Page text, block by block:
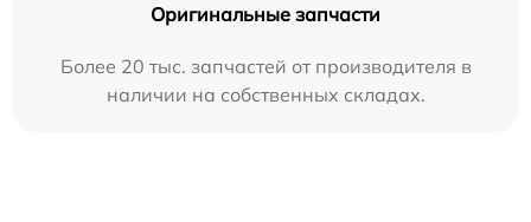
Оригинальные запчасти
Более 20 тыс. запчастей от производителя в
наличии на собственных складах.